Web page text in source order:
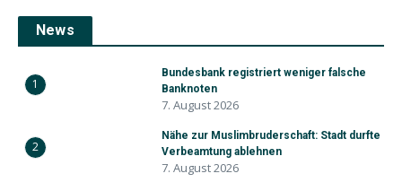
News
1
Bundesbank registriert weniger falsche
Banknoten
7. August 2026
2
Nähe zur Muslimbruderschaft: Stadt durfte
Verbeamtung ablehnen
7. August 2026